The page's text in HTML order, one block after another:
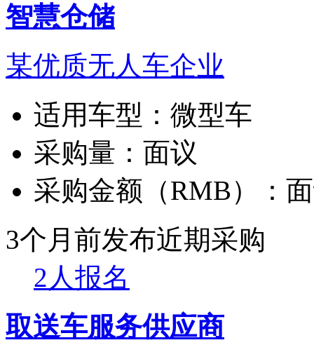
智慧仓储
某优质无人车企业
适用车型： 微型车
采购量： 面议
采购金额（RMB）：
3个月前发布近期采购
2人报名
取送车服务供应商